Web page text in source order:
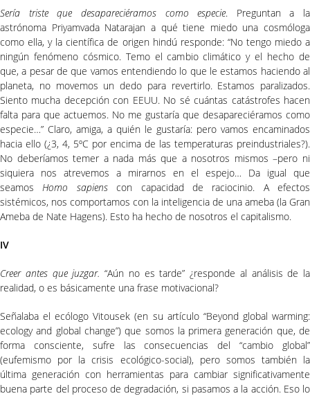
Sería triste que desapareciéramos como especie. Preguntan a la
astrónoma Priyamvada Natarajan a qué tiene miedo una cosmóloga
como ella, y la científica de origen hindú responde: “No tengo miedo a
ningún fenómeno cósmico. Temo el cambio climático y el hecho de
que, a pesar de que vamos entendiendo lo que le estamos haciendo al
planeta, no movemos un dedo para revertirlo. Estamos paralizados.
Siento mucha decepción con EEUU. No sé cuántas catástrofes hacen
falta para que actuemos. No me gustaría que desapareciéramos como
especie…” Claro, amiga, a quién le gustaría: pero vamos encaminados
hacia ello (¿3, 4, 5ºC por encima de las temperaturas preindustriales?).
No deberíamos temer a nada más que a nosotros mismos –pero ni
siquiera nos atrevemos a mirarnos en el espejo… Da igual que
seamosHomo sapienscon capacidad de raciocinio. A efectos
sistémicos, nos comportamos con la inteligencia de una ameba (la Gran
Ameba de Nate Hagens). Esto ha hecho de nosotros el capitalismo.
IV
Creer antes que juzgar. “Aún no es tarde” ¿responde al análisis de la
realidad, o es básicamente una frase motivacional?
Señalaba el ecólogo Vitousek (en su artículo “Beyond global warming:
ecology and global change”) que somos la primera generación que, de
forma consciente, sufre las consecuencias del “cambio global”
(eufemismo por la crisis ecológico-social), pero somos también la
última generación con herramientas para cambiar significativamente
buena parte del proceso de degradación, si pasamos a la acción. Eso lo